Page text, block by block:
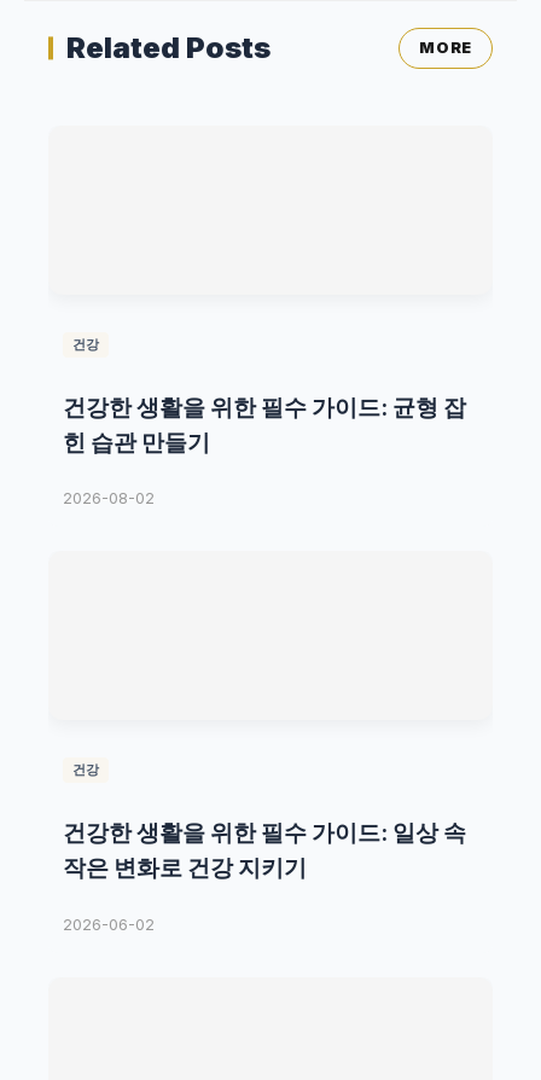
Related Posts MORE
건강
건강한 생활을 위한 필수 가이드: 균형 잡
힌 습관 만들기
2026-08-02
건강
건강한 생활을 위한 필수 가이드: 일상 속
작은 변화로 건강 지키기
2026-06-02